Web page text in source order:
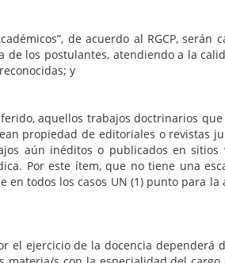
acuerdo al RGCP, serán
los postulantes, atendiendo a la
y
trabajos doctrinarios que no
propiedad de editoriales o revistas
aún inéditos o publicados en
Por este ítem, que no tiene una
en todos los casos UN (1) punto para
de la docencia dependerá de si